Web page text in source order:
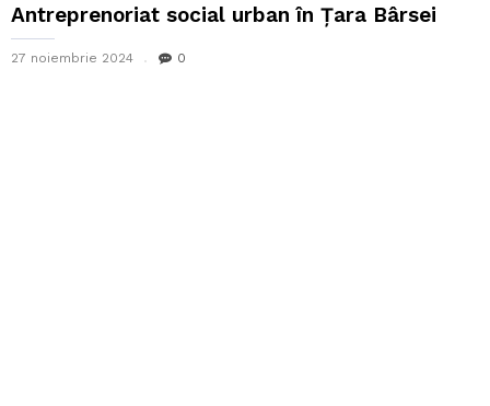
Antreprenoriat social urban în Țara Bârsei
27 noiembrie 2024 0